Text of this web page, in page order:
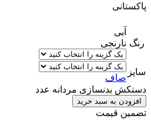
پاکستانی
رنگ
آبی
نارنجی
سایز
صاف
دستکش بدنسازی مردانه عدد
افزودن به سبد خرید
تضمین قیمت